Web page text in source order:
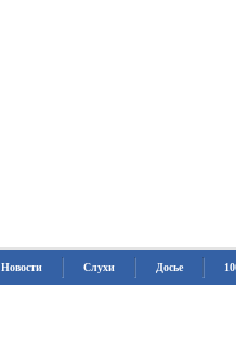
Новости Слухи Досье